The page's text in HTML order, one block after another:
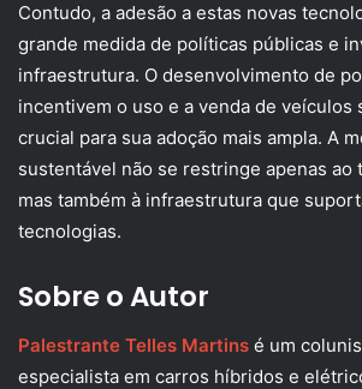
Contudo, a adesão a estas novas
grande medida de políticas públicas e
infraestrutura. O desenvolvimento de
incentivem o uso e a venda de veículos
crucial para sua adoção mais ampla. A
sustentável não se restringe apenas ao
mas também à infraestrutura que
tecnologias.
Sobre o Autor
Palestrante Telles Martins é um
especialista em carros híbridos e